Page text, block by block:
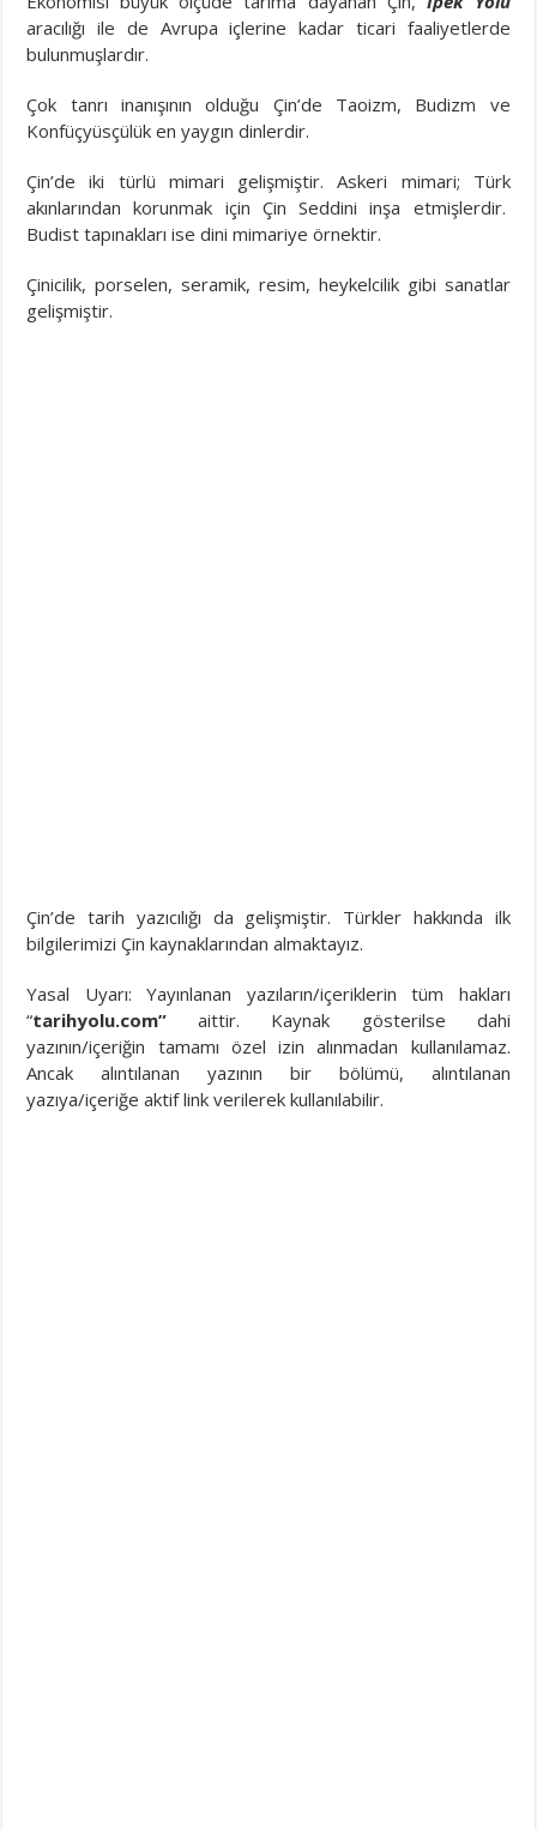
aracılığı ile de Avrupa içlerine kadar ticari faaliyetlerde
bulunmuşlardır.
Çok tanrı inanışının olduğu Çin’de Taoizm, Budizm ve
Konfüçyüsçülük en yaygın dinlerdir.
Çin’de iki türlü mimari gelişmiştir. Askeri mimari; Türk
akınlarından korunmak için Çin Seddini inşa etmişlerdir.
Budist tapınakları ise dini mimariye örnektir.
Çinicilik, porselen, seramik, resim, heykelcilik gibi sanatlar
gelişmiştir.
Çin’de tarih yazıcılığı da gelişmiştir. Türkler hakkında ilk
bilgilerimizi Çin kaynaklarından almaktayız.
Yasal Uyarı: Yayınlanan yazıların/içeriklerin tüm hakları
“tarihyolu.com” aittir. Kaynak gösterilse dahi
yazının/içeriğin tamamı özel izin alınmadan kullanılamaz.
Ancak alıntılanan yazının bir bölümü, alıntılanan
yazıya/içeriğe aktif link verilerek kullanılabilir.